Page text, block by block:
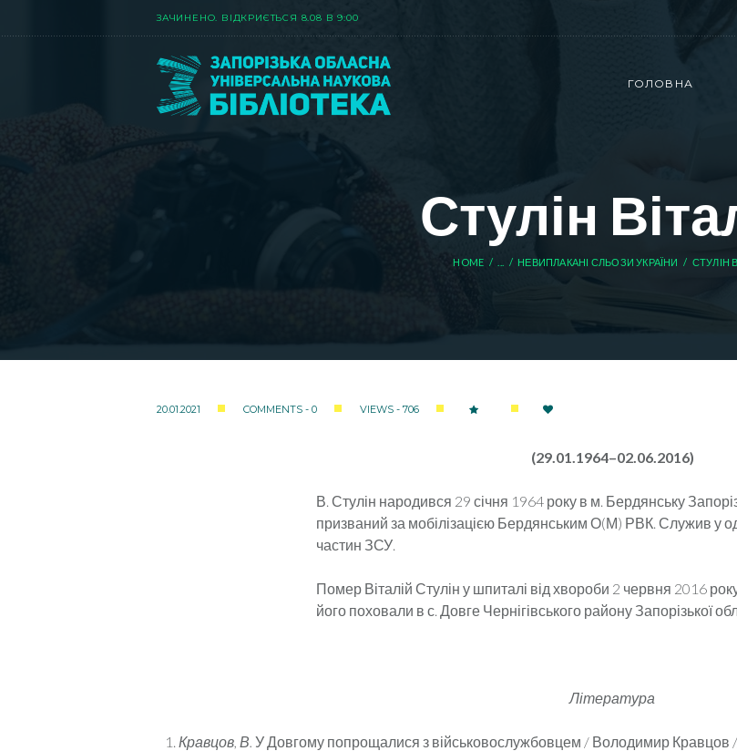
ЗАЧИНЕНО. ВIДКРИЄТЬСЯ 8.08 В 9:00
ГОЛОВНА
Стулін
HOME НЕВИПЛАКАНІ СЛЬОЗИ УКРАЇНИ СТУЛІН
20.01.2021 COMMENTS - 0 VIEWS - 706
(29.01.1964–02.06.2016)
В. Стулін народився 29 січня 1964 року в м. Бердянську
призваний за мобілізацією Бердянським О(М) РВК. Служив у
частин ЗСУ.
Помер Віталій Стулін у шпиталі від хвороби 2 червня 2016
його поховали в с. Довге Чернігівського району Запорізької
Література
Кравцов, В. У Довгому попрощалися з військовослужбовцем / Володимир